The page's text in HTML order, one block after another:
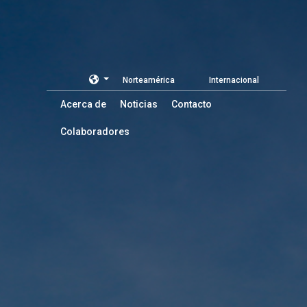
Acerca de Noticias Contacto
Colaboradores
Norteamérica Internacional